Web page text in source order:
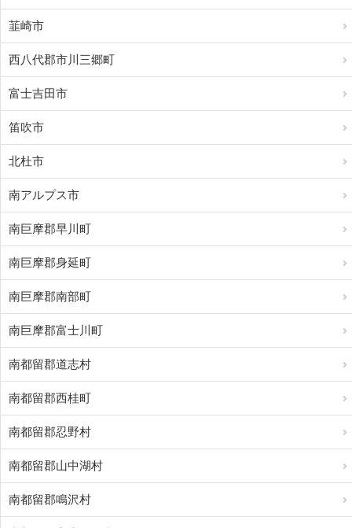
韮崎市
西八代郡市川三郷町
富士吉田市
笛吹市
北杜市
南アルプス市
南巨摩郡早川町
南巨摩郡身延町
南巨摩郡南部町
南巨摩郡富士川町
南都留郡道志村
南都留郡西桂町
南都留郡忍野村
南都留郡山中湖村
南都留郡鳴沢村